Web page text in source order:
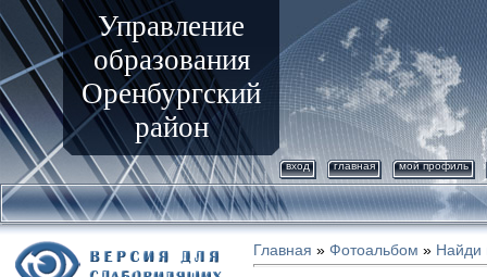
Управление
образования
Оренбургский
район
вход главная мой профиль
Главная » Фотоальбом »